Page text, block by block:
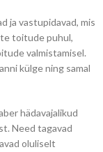
ja vastupidavad, mis
toitude puhul,
valmistamisel.
külge ning samal
hädavajalikud
Need tagavad
oluliselt